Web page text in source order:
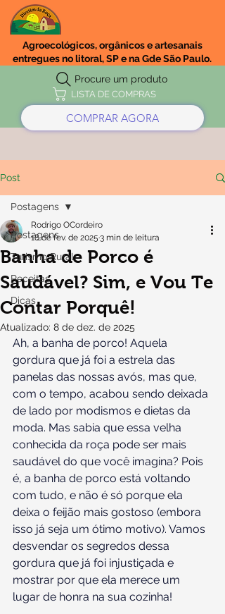
Agroecológicos, orgânicos e artesanais
entregues no litoral, SP e na Gde São Paulo.
Procure um produto
LISTA DE COMPRAS
COMPRAR AGORA
Post
Postagens
Turismo Rural
Receitas
Dicas
Postagens
Banha de Porco é
Saudável? Sim, e Vou Te
Contar Porquê!
Rodrigo OCordeiro
18 de fev. de 2025 3 min de leitura
Atualizado: 8 de dez. de 2025
Ah, a banha de porco! Aquela
gordura que já foi a estrela das
panelas das nossas avós, mas que,
com o tempo, acabou sendo deixada
de lado por modismos e dietas da
moda. Mas sabia que essa velha
conhecida da roça pode ser mais
saudável do que você imagina? Pois
é, a banha de porco está voltando
com tudo, e não é só porque ela
deixa o feijão mais gostoso (embora
isso já seja um ótimo motivo). Vamos
desvendar os segredos dessa
gordura que já foi injustiçada e
mostrar por que ela merece um
lugar de honra na sua cozinha!